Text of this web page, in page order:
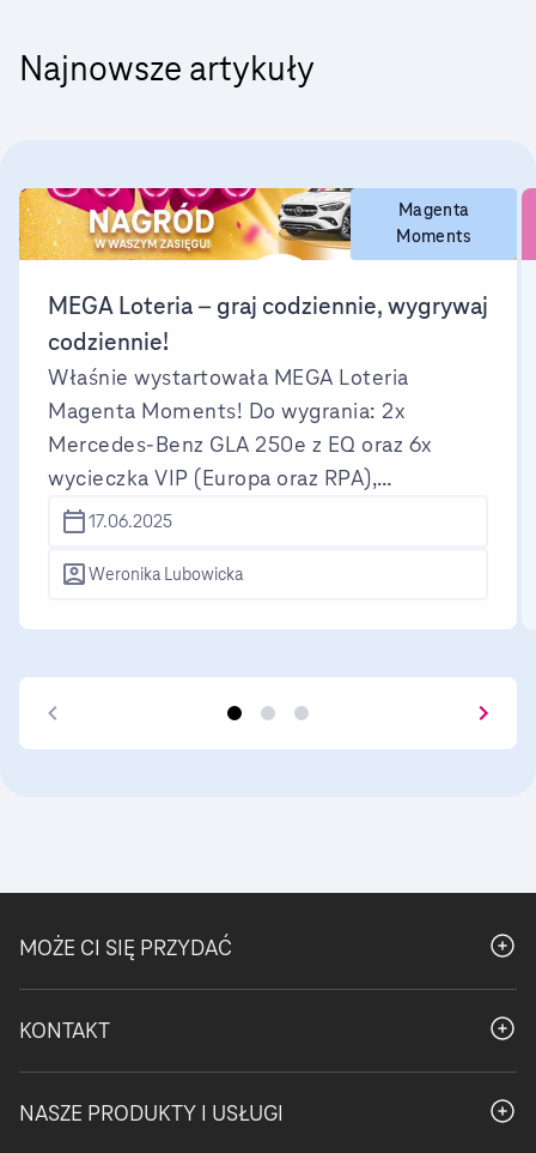
Najnowsze artykuły
Magenta
Moments
MEGA Loteria – graj codziennie, wygrywaj
codziennie!
Właśnie wystartowała MEGA Loteria
Magenta Moments! Do wygrania: 2x
Mercedes-Benz GLA 250e z EQ oraz 6x
wycieczka VIP (Europa oraz RPA),
codziennie 300 e-voucherów.
17.06.2025
Weronika Lubowicka
MOŻE CI SIĘ PRZYDAĆ
KONTAKT
NASZE PRODUKTY I USŁUGI